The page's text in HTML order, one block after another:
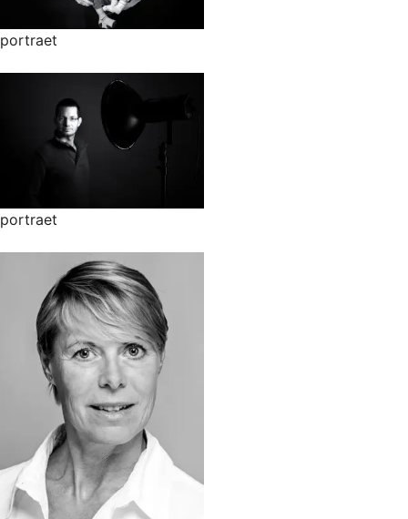
portraet
portraet